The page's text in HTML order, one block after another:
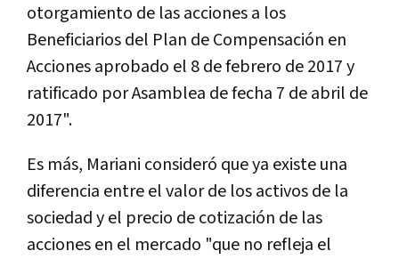
otorgamiento de las acciones a los
Beneficiarios del Plan de Compensación en
Acciones aprobado el 8 de febrero de 2017 y
ratificado por Asamblea de fecha 7 de abril de
2017".
Es más, Mariani consideró que ya existe una
diferencia entre el valor de los activos de la
sociedad y el precio de cotización de las
acciones en el mercado "que no refleja el